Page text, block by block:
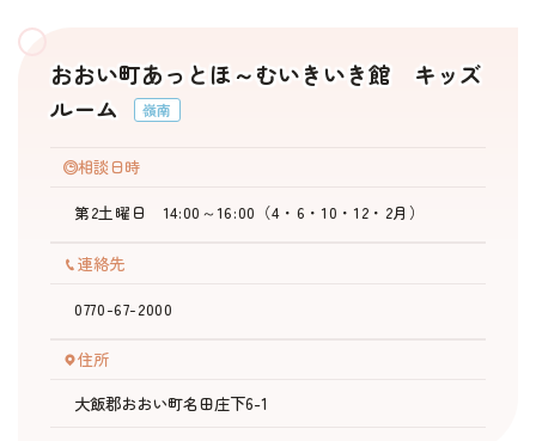
おおい町あっとほ～むいきいき館 キッズ
ルーム
嶺南
相談日時
第2土曜日 14:00～16:00（4・6・10・12・2月）
連絡先
0770-67-2000
住所
大飯郡おおい町名田庄下6-1